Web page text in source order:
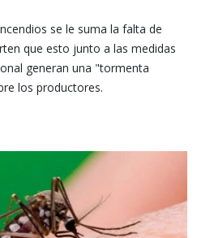
se le suma la falta de
que esto junto a las medidas
generan una "tormenta
los productores.